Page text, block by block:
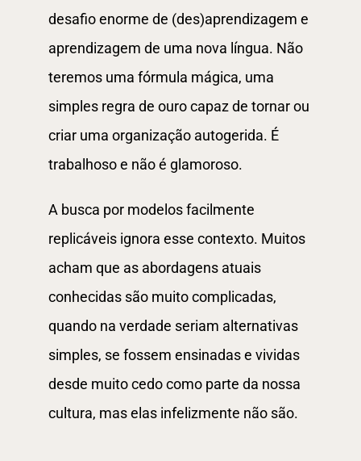
desafio enorme de (des)aprendizagem e
aprendizagem de uma nova língua. Não
teremos uma fórmula mágica, uma
simples regra de ouro capaz de tornar ou
criar uma organização autogerida. É
trabalhoso e não é glamoroso.
A busca por modelos facilmente
replicáveis ignora esse contexto. Muitos
acham que as abordagens atuais
conhecidas são muito complicadas,
quando na verdade seriam alternativas
simples, se fossem ensinadas e vividas
desde muito cedo como parte da nossa
cultura, mas elas infelizmente não são.